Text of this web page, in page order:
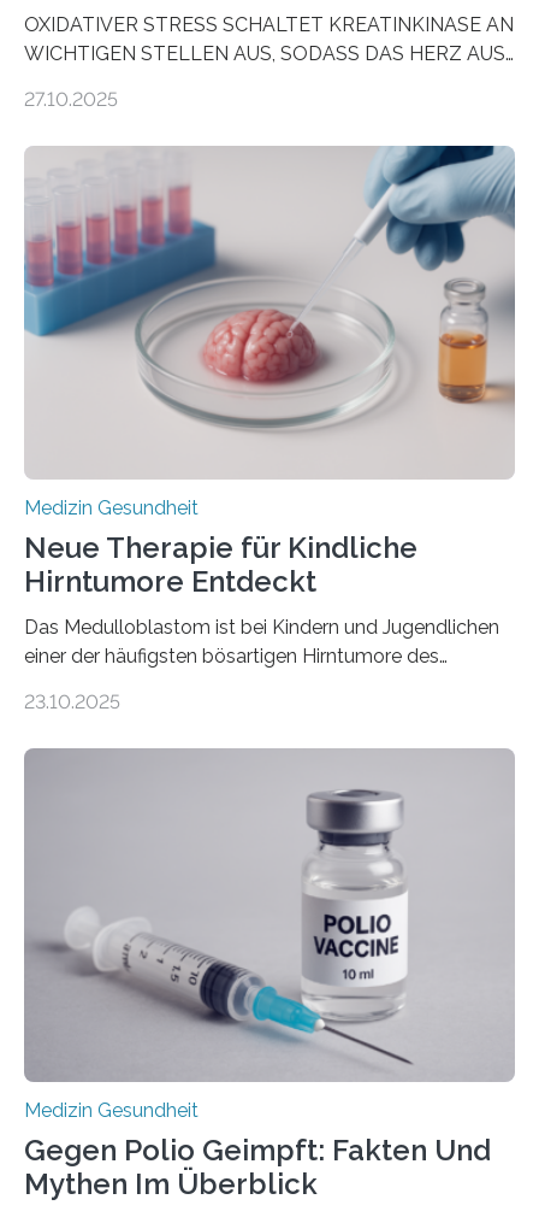
OXIDATIVER STRESS SCHALTET KREATINKINASE AN
WICHTIGEN STELLEN AUS, SODASS DAS HERZ AUS
aus dem Deutschen Zentrum für Herzinsuffizienz
im Journal Circulation, warum der Energietransport bei
der Hypertrophen Kardiomyopathie (HCM) versagen
kann und wie sich durch eine Verringerung der
Herzbelastung und des oxidativen Stresses
Rhythmusstörungen reduzieren lassen. Würzburg. Die
hypertrophe Kardiomyopathie (HCM) ist die häufigste
erblich bedingte Herzerkrankung. Sie führt dazu, dass
sich die linke Herzkammer verdickt, der Herzmuskel zu
stark kontrahiert…
27.10.2025
Medizin Gesundheit
Neue Therapie für Kindliche
Hirntumore Entdeckt
Das Medulloblastom ist bei Kindern und Jugendlichen
einer der häufigsten bösartigen Hirntumore des
Betroffenen können mit heutigen Methoden geheilt
Dringend benötigt werden zielgerichtete Therapien, die
nur Tumorschwachstellen angreifen und normales
Gewebe verschonen. Forschende um Daniel Merk vom
Hertie-Institut für klinische Hirnforschung am
Universitätsklinikum Tübingen haben eine solche
Schwachstelle im Erbgut einer Untergruppe des
Medulloblastoms gefunden. Die Wilhelm Sander-
Stiftung unterstützte das Projekt…
23.10.2025
Medizin Gesundheit
Gegen Polio Geimpft: Fakten Und
Mythen Im Überblick